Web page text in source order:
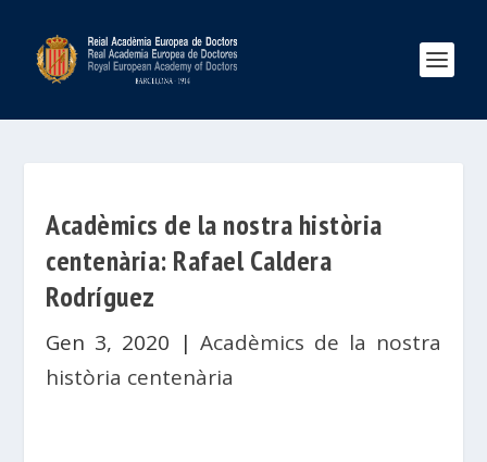
Acadèmics de la nostra història
centenària: Rafael Caldera
Rodríguez
Gen 3, 2020 |Acadèmics de la nostra
història centenària